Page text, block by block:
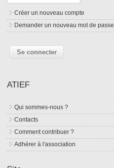
Créer un nouveau compte
Demander un nouveau mot de passe
ATIEF
Qui sommes-nous ?
Contacts
Comment contribuer ?
Adhérer à l'association